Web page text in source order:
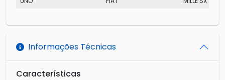
Informações Técnicas
Características